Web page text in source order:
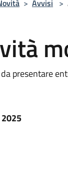
> Avvisi >
presentare